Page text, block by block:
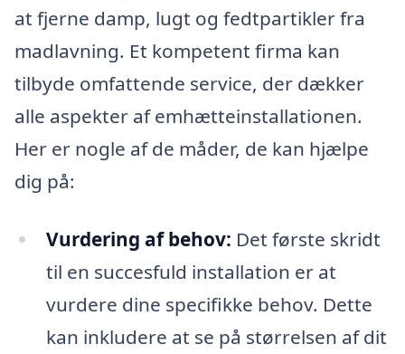
at fjerne damp, lugt og fedtpartikler fra
madlavning. Et kompetent firma kan
tilbyde omfattende service, der dækker
alle aspekter af emhætteinstallationen.
Her er nogle af de måder, de kan hjælpe
dig på:
Vurdering af behov: Det første skridt
til en succesfuld installation er at
vurdere dine specifikke behov. Dette
kan inkludere at se på størrelsen af dit